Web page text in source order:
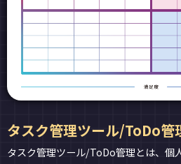
タスク管理ツール/ToDo管
タスク管理ツール/ToDo管理とは、個